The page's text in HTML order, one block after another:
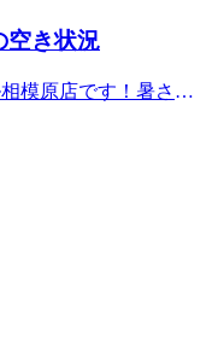
：００～ ペアでのご
アでのご案内も可能で
ります♪Re.Ra.Ku ニ
住所】〒252-0331神
ボーナス（増額）を付
冷房冷え」を徹底サ
、自律神経の乱れや
重だるさを訴える方が
盆休みの帰省や旅行な
動による疲労も蓄積し
の夏を健康に、そして
頃のメンテナンスをよ
用ください。 「スペ
空き状況
模原店です！暑さが
です！ひんやりパチパ
キリ爽快にしていきま
ヘッドスパに炭酸泡を
促していきます！＜爽
ける時間は取れないけ